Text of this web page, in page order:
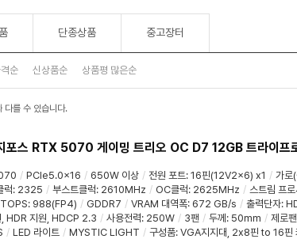
단종상품 중고장터
순 신상품순 상품평 많은순
다를 수 있습니다.
포스 RTX 5070 게이밍 트리오 OC D7 12GB 트라이프
/ PCIe5.0x16 / 650W 이상 / 전원 포트: 16핀(12V2x6) x1 / 가로
럭: 2325 / 부스트클럭: 2610MHz / OC클럭: 2625MHz / 스트림 프로
: 988(FP4) / GDDR7 / VRAM 대역폭: 672 GB/s / 출력단자:
HDR 지원 HDCP 2.3 / 사용전력: 250W / 3팬 / 두께 : 50mm / 제로
/ LED 라이트 / MYSTIC LIGHT / 구성품: VGA지지대, 2x8핀 to 16핀